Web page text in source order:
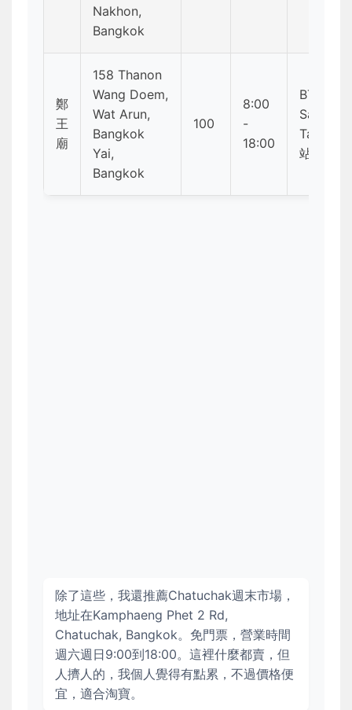
Nakhon,
Bangkok
鄭
王
廟
158 Thanon
Wang Doem,
Wat Arun,
Bangkok
Yai,
Bangkok
100
8:00
-
18:00
BTS
Saphan
Taksin
站轉船
除了這些，我還推薦Chatuchak週末市場，
地址在Kamphaeng Phet 2 Rd,
Chatuchak, Bangkok。免門票，營業時間
週六週日9:00到18:00。這裡什麼都賣，但
人擠人的，我個人覺得有點累，不過價格便
宜，適合淘寶。